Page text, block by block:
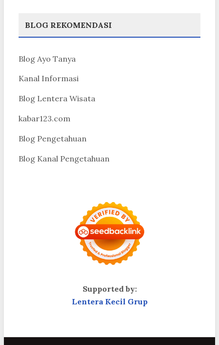
BLOG REKOMENDASI
Blog Ayo Tanya
Kanal Informasi
Blog Lentera Wisata
kabar123.com
Blog Pengetahuan
Blog Kanal Pengetahuan
Supported by:
Lentera Kecil Grup